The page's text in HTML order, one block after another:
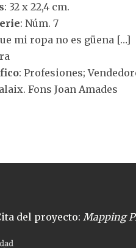
: 32 x 22,4 cm.
: Núm. 7
mi ropa no es güena […]
: Profesiones;
Fons Joan Amades
del proyecto: Mapping